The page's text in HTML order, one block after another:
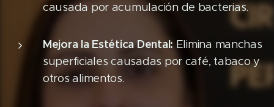
causada por acumulación de bacterias.
Mejora la Estética Dental:Elimina manchas
superficiales causadas por café, tabaco y
otros alimentos.